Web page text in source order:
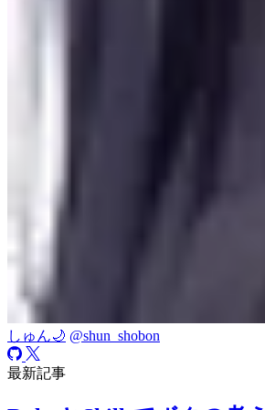
しゅん🌙 @shun_shobon
最新記事